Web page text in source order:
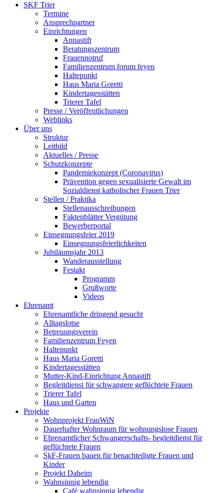
SKF Trier
Termine
Ansprechpartner
Einrichtungen
Annastift
Beratungszentrum
Frauennotruf
Familienzentrum forum feyen
Haltepunkt
Haus Maria Goretti
Kindertagesstätten
Trierer Tafel
Presse / Veröffentlichungen
Weblinks
Über uns
Struktur
Leitbild
Aktuelles / Presse
Schutzkonzepte
Pandemiekonzept (Coronavirus)
Prävention gegen sexualisierte Gewalt im
Sozialdienst katholischer Frauen Trier
Stellen / Praktika
Stellenausschreibungen
Faktenblätter Vergütung
Bewerberportal
Einsegnungsfeier 2019
Einsegnungsfeierlichkeiten
Jubiläumsjahr 2013
Wanderausstellung
Festakt
Programm
Grußworte
Videos
Ehrenamt
Ehrenamtliche dringend gesucht
Alltagslotse
Betreuungsverein
Familienzentrum Feyen
Haltepunkt
Haus Maria Goretti
Kindertagesstätten
Mutter-Kind-Einrichtung Annastift
Begleitdienst für schwangere geflüchtete Frauen
Trierer Tafel
Haus und Garten
Projekte
Wohnprojekt FrauWiN
Dauerhafter Wohnraum für wohnungslose Frauen
Ehrenamtlicher Schwangerschafts- begleitdienst für
geflüchtete Frauen
SkF-Frauen bauen für benachteiligte Frauen und
Kinder
Projekt Daheim
Wahnsinnig lebendig
Café wahnsinnig lebendig